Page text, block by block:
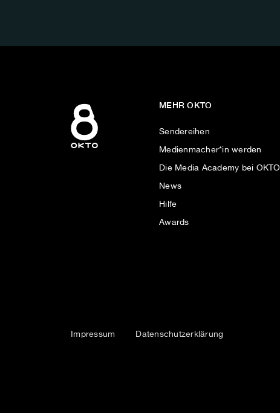
MEHR OKTO
Sendereihen
Medienmacher*in werden
Die Media Academy bei OKTO
News
Hilfe
Awards
Impressum Datenschutzerklärung